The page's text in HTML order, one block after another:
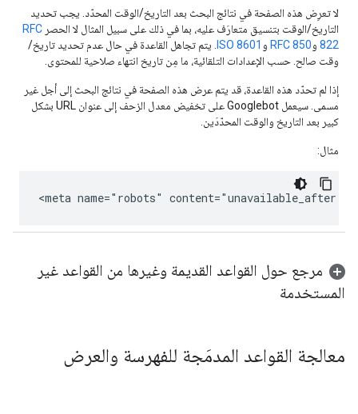
لا تعرِض هذه الصفحة في نتائج البحث بعد التاريخ/الوقت المحدّد. يجب تحديد
التاريخ/الوقت بتنسيق متعارَف عليه، بما في ذلك على سبيل المثال لا الحصر RFC
822 وRFC 850 و ISO 8601
. يتم تجاهل القاعدة في حال عدم تحديد تاريخ/
وقت صالح. حسب الإعدادات التلقائية، ما مِن تاريخ انتهاء صلاحية للمحتوى.
إذا لم تحدّد هذه القاعدة، قد يتم عرض هذه الصفحة في نتائج البحث إلى أجل غير
مسمى. سيعمل Googlebot على تخفيض معدل الزحف إلى عنوان URL بشكل
كبير بعد التاريخ والوقت المحدّدَين.
مثال:
<meta name="robots" content="unavailable_after:
مرجع حول القواعد القديمة وغيرها من القواعد غير
المستخدمة
معالجة القواعد المدمَجة للفهرسة والعرض